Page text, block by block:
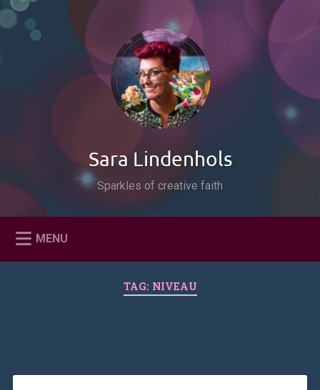
Naar
inhoud
Zoeken
Sara Lindenhols
Sparkles of creative faith
MENU
TAG: NIVEAU